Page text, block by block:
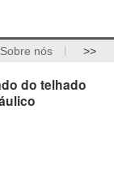
Sobre nós >>
do telhado